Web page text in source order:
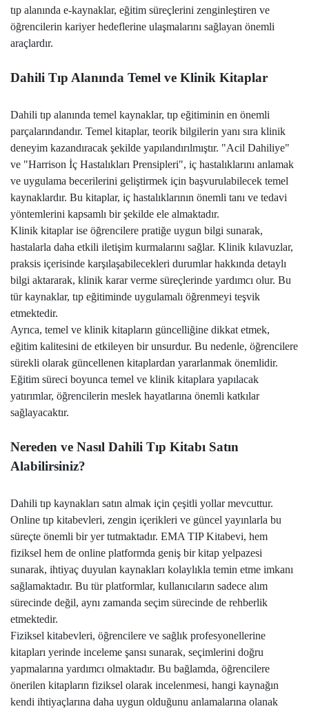
tıp alanında e-kaynaklar, eğitim süreçlerini zenginleştiren ve
öğrencilerin kariyer hedeflerine ulaşmalarını sağlayan önemli
araçlardır.
Dahili Tıp Alanında Temel ve Klinik Kitaplar
Dahili tıp alanında temel kaynaklar, tıp eğitiminin en önemli
parçalarındandır. Temel kitaplar, teorik bilgilerin yanı sıra klinik
deneyim kazandıracak şekilde yapılandırılmıştır. "Acil Dahiliye"
ve "Harrison İç Hastalıkları Prensipleri", iç hastalıklarını anlamak
ve uygulama becerilerini geliştirmek için başvurulabilecek temel
kaynaklardır. Bu kitaplar, iç hastalıklarının önemli tanı ve tedavi
yöntemlerini kapsamlı bir şekilde ele almaktadır.
Klinik kitaplar ise öğrencilere pratiğe uygun bilgi sunarak,
hastalarla daha etkili iletişim kurmalarını sağlar. Klinik kılavuzlar,
praksis içerisinde karşılaşabilecekleri durumlar hakkında detaylı
bilgi aktararak, klinik karar verme süreçlerinde yardımcı olur. Bu
tür kaynaklar, tıp eğitiminde uygulamalı öğrenmeyi teşvik
etmektedir.
Ayrıca, temel ve klinik kitapların güncelliğine dikkat etmek,
eğitim kalitesini de etkileyen bir unsurdur. Bu nedenle, öğrencilere
sürekli olarak güncellenen kitaplardan yararlanmak önemlidir.
Eğitim süreci boyunca temel ve klinik kitaplara yapılacak
yatırımlar, öğrencilerin meslek hayatlarına önemli katkılar
sağlayacaktır.
Nereden ve Nasıl Dahili Tıp Kitabı Satın
Alabilirsiniz?
Dahili tıp kaynakları satın almak için çeşitli yollar mevcuttur.
Online tıp kitabevleri, zengin içerikleri ve güncel yayınlarla bu
süreçte önemli bir yer tutmaktadır. EMA TIP Kitabevi, hem
fiziksel hem de online platformda geniş bir kitap yelpazesi
sunarak, ihtiyaç duyulan kaynakları kolaylıkla temin etme imkanı
sağlamaktadır. Bu tür platformlar, kullanıcıların sadece alım
sürecinde değil, aynı zamanda seçim sürecinde de rehberlik
etmektedir.
Fiziksel kitabevleri, öğrencilere ve sağlık profesyonellerine
kitapları yerinde inceleme şansı sunarak, seçimlerini doğru
yapmalarına yardımcı olmaktadır. Bu bağlamda, öğrencilere
önerilen kitapların fiziksel olarak incelenmesi, hangi kaynağın
kendi ihtiyaçlarına daha uygun olduğunu anlamalarına olanak